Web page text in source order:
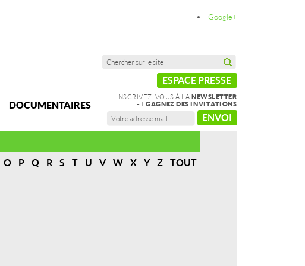
Google+
ESPACE PRESSE
INSCRIVEZ-VOUS À LA NEWSLETTER
ETGAGNEZ DES INVITATIONS
ENVOI
DOCUMENTAIRES
O P Q R S T U V W X Y Z
TOUT